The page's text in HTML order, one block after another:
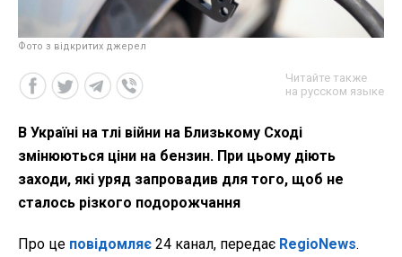
Фото з відкритих джерел
Читайте также
на русском языке
В Україні на тлі війни на Близькому Сході
змінюються ціни на бензин. При цьому діють
заходи, які уряд запровадив для того, щоб не
сталось різкого подорожчання
Про це повідомляє 24 канал, передає RegioNews.